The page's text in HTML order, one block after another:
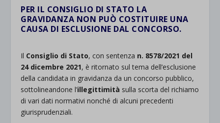
PER IL CONSIGLIO DI STATO LA
GRAVIDANZA NON PUÒ COSTITUIRE UNA
CAUSA DI ESCLUSIONE DAL CONCORSO.
Il Consiglio di Stato, con sentenza n. 8578/2021 del
24 dicembre 2021, è ritornato sul tema dell’esclusione
della candidata in gravidanza da un concorso pubblico,
sottolineandone l’illegittimità sulla scorta del richiamo
di vari dati normativi nonché di alcuni precedenti
giurisprudenziali.